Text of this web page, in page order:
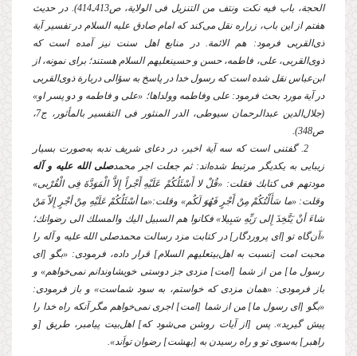
الحجة، باب فیه نكت ونتف من التنزیل فی الولایة، ص413ـ414). در حدیث
هفتم از این باب، زراره نقل می‌كند كه امام صادق علیه السلامدر تفسیر آیة
ذی‌القربی فرمود: هم الائمة. در منابع اهل سنت نیز آمده است كه
ذوی‌القربی، علی، فاطمه، حسن و حسینعلیهم السلام هستند؛ برای نمونه، از
ابن‌عباس نقل شده است كه رسول خدا در پاسخ به سؤالی دربارة ذوی‌القربی
در آیة مورد بحث فرمود: علی وفاطمه وولداها؛ «علی و فاطمه و دو پسر او»
(جلال‌الدین عبدالرحمان سیوطی، الدر المنثور فی التفسیر بالمأثور، ج7،
ص348).
2. گفتنی است كه سه آیة اخیر، در دعای شریف ندبه به‌صورت بسیار
زیبایی به یكدیگر مرتبط شده‌اند: ثم جعلت اجر محمدصلی الله علیه و آله
مودتهم فی كتابك فقلت: «قُلْ لا أَسْئَلُكُمْ عَلَیْهِ أَجْراً إِلاَّ الْمَوَدَّةَ فِی الْقُرْبی»
وقلت: «ما سَأَلْتُكُمْ مِنْ أَجْرٍ فَهُوَ لَكُم» وقلت:«ما أسْئَلُكُمْ عَلَیْهِ مِنْ أجْرٍ إِلاّ مَنْ
شاءَ أنْ یَتَّخِذَ إِلی رَبِّهِ سَبِیلا» فكانوا هم السبیل الیك والمسلك الی رضوانك؛
«آن‌گاه تو [ای پروردگار] در كتابت مزد رسالت محمدصلی الله علیه و آله را
محبت امت [نسبت به اهل‌بیتعلیهم السلام] قرار داده، فرمودی: «بگو [ای
رسول ما] من از شما [امت] مزدی جز دوستی خویشاوندانم نمی‌خواهم» و
باز فرمودی: «همان مزدی كه خواستم، به سود شماست» و باز فرمودی:
«بگو [ای رسول ما] من از شما [امت] اجری نمی‌خواهم مگر آنكه راه خدا را
پیش گیرید». پس [از آیات روشن می‌شود كه] اهل‌بیت پیامبر، طریق [و
راهبر] به‌سوی تو و راه رسیدن به [بهشت] رضوان تواَند».